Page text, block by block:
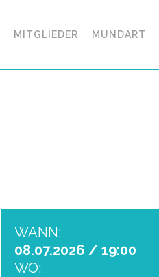
MITGLIEDER MUNDART
WANN:
08.07.2026 / 19:00
WO: